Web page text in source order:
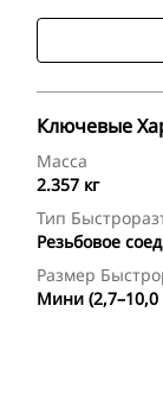
Ключевые
Масса
2.357 кг
Тип
Резьбовое
Размер
Мини (2,7–10,0